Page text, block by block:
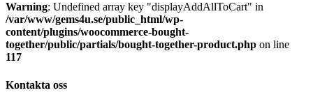
Warning: Undefined array key "displayAddAllToCart" in
/var/www/gems4u.se/public_html/wp-
content/plugins/woocommerce-bought-
together/public/partials/bought-together-product.php on line
117
Kontakta oss